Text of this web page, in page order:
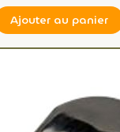
Ajouter au panier